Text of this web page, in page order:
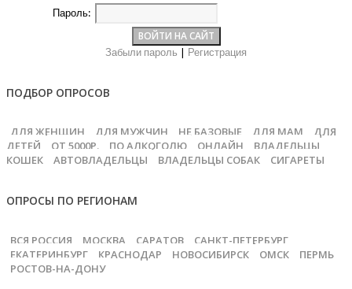
Пароль:
Забыли пароль Регистрация
ПОДБОР ОПРОСОВ
ДЛЯ ЖЕНЩИН ДЛЯ МУЖЧИН НЕ БАЗОВЫЕ ДЛЯ МАМ
ДЛЯ
ДЕТЕЙ
ОТ 5000Р. ПО АЛКОГОЛЮ ОНЛАЙН
ВЛАДЕЛЬЦЫ
КОШЕК
АВТОВЛАДЕЛЬЦЫ ВЛАДЕЛЬЦЫ СОБАК СИГАРЕТЫ
ОПРОСЫ ПО РЕГИОНАМ
ВСЯ РОССИЯ МОСКВА САРАТОВ
САНКТ-ПЕТЕРБУРГ
ЕКАТЕРИНБУРГ
КРАСНОДАР НОВОСИБИРСК ОМСК
ПЕРМЬ
РОСТОВ-НА-ДОНУ